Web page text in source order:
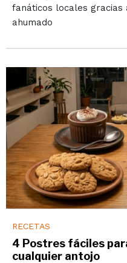
fanáticos locales gracias
ahumado
RECETAS
4 Postres fáciles
cualquier antojo